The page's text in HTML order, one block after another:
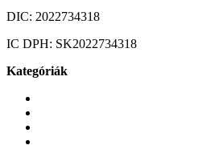
DIC: 2022734318
IC DPH: SK2022734318
Kategóriák